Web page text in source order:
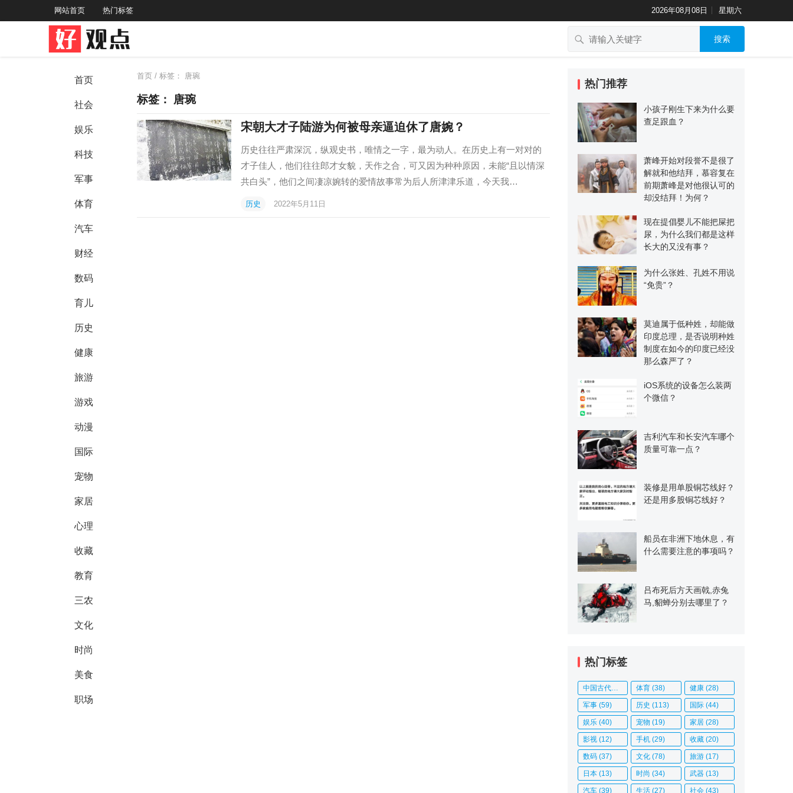
网站首页 热门标签 2026年08月08日 星期六
搜索
首页
社会
娱乐
科技
军事
体育
汽车
财经
数码
育儿
历史
健康
旅游
游戏
动漫
国际
宠物
家居
心理
收藏
教育
三农
文化
时尚
美食
职场
首页 / 标签： 唐琬
标签： 唐琬
宋朝大才子陆游为何被母亲逼迫休了唐婉？
历史往往严肃深沉，纵观史书，唯情之一字，最为动人。在历史上有一对对的
才子佳人，他们往往郎才女貌，天作之合，可又因为种种原因，未能“且以情深
共白头”，他们之间凄凉婉转的爱情故事常为后人所津津乐道，今天我…
历史 2022年5月11日
热门推荐
小孩子刚生下来为什么要
查足跟血？
萧峰开始对段誉不是很了
解就和他结拜，慕容复在
前期萧峰是对他很认可的
却没结拜！为何？
现在提倡婴儿不能把屎把
尿，为什么我们都是这样
长大的又没有事？
为什么张姓、孔姓不用说
“免贵”？
莫迪属于低种姓，却能做
印度总理，是否说明种姓
制度在如今的印度已经没
那么森严了？
iOS系统的设备怎么装两
个微信？
吉利汽车和长安汽车哪个
质量可靠一点？
装修是用单股铜芯线好？
还是用多股铜芯线好？
船员在非洲下地休息，有
什么需要注意的事项吗？
吕布死后方天画戟,赤兔
马,貂蝉分别去哪里了？
热门标签
中国古代史 体育 (38) 健康(28)
军事 (59) 历史 (113) 国际(44)
娱乐 (40) 宠物 (19) 家居(28)
影视 (12) 手机 (29) 收藏(20)
数码 (37) 文化 (78) 旅游(17)
日本 (13) 时尚 (34) 武器(13)
汽车 (39) 生活 (27) 社会(43)